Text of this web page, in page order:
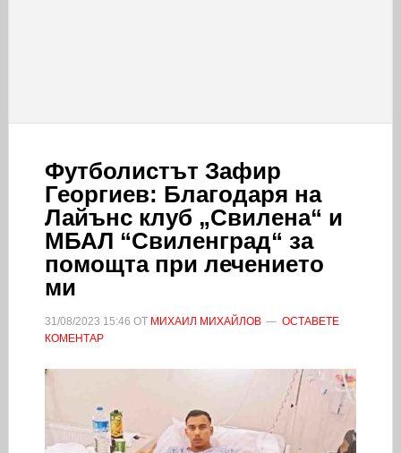
Футболистът Зафир
Георгиев: Благодаря на
Лайънс клуб „Свилена“ и
МБАЛ “Свиленград“ за
помощта при лечението
ми
31/08/2023 15:46 ОТ МИХАИЛ МИХАЙЛОВ
ОСТАВЕТЕ
КОМЕНТАР